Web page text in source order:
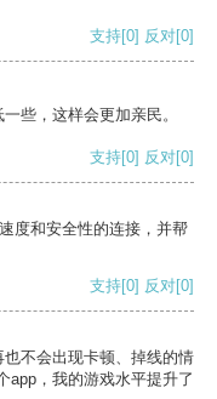
支持[0] 反对[0]
些，这样会更加亲民。
支持[0] 反对[0]
度和安全性的连接，并帮
支持[0] 反对[0]
不会出现卡顿、掉线的情
app，我的游戏水平提升了